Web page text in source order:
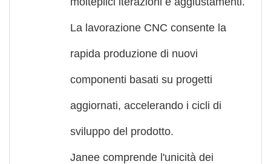
La lavorazione CNC consente la
rapida produzione di nuovi
componenti basati su progetti
aggiornati, accelerando i cicli di
sviluppo del prodotto.
Janee comprende l'unicità dei